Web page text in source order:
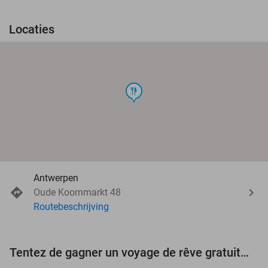
Locaties
food
Antwerpen
Oude Koornmarkt 48
Routebeschrijving
Tentez de gagner un voyage de rêve gratuit d'une valeur de 3.000 € !